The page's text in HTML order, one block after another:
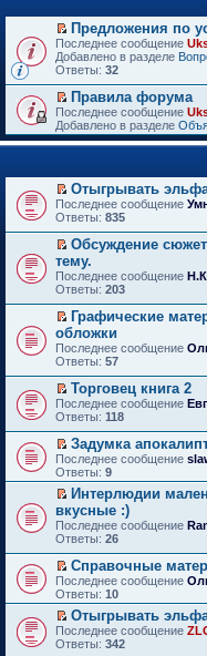
П
е
р
й
т
и
к
п
в
о
м
у
н
е
п
р
о
ч
и
т
а
н
о
м
у
с
о
о
б
щ
е
н
и
ю
Предложения по
Последнее сообщение
Добавлено в разделе
Ответы: 32
П
е
р
е
т
и
к
п
р
о
м
у
н
е
п
р
о
ч
и
т
а
н
о
м
у
с
о
о
б
щ
е
н
и
ю
Правила форума
Последнее сообщение
Добавлено в разделе
П
е
е
й
т
и
к
п
е
р
в
о
м
у
н
е
р
о
ч
и
а
н
н
о
м
у
с
о
о
б
щ
е
Отыгрывать
Последнее сообщение
Ответы: 835
П
е
р
е
й
т
и
к
п
е
р
в
о
м
у
н
е
п
р
о
ч
и
а
н
н
о
м
у
с
Обсуждение
тему.
Последнее сообщение
Ответы: 203
П
е
р
е
й
и
к
п
е
р
в
о
м
у
н
е
п
р
о
ч
и
т
а
н
Графические
обложки
Последнее сообщение
Ответы: 57
П
е
е
й
т
и
п
е
р
в
о
м
у
н
е
п
р
о
Торговец книга 2
Последнее сообщение
Ответы: 118
П
е
р
е
й
т
и
п
е
р
в
о
м
у
Задумка
Последнее сообщение
Ответы: 9
П
е
р
е
й
т
и
к
п
е
р
в
Интерлюдии
вкусные :)
Последнее сообщение
Ответы: 26
П
е
р
е
й
т
Справочные
Последнее сообщение
Ответы: 10
П
е
Отыгрывать
Последнее сообщение
Ответы: 342